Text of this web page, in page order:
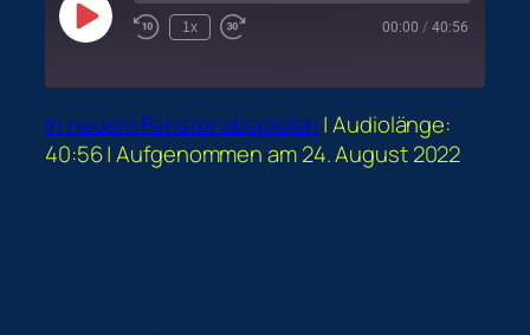
Play
Episode
1x 00:00 / 40:56
In neuem Fenster abspielen |Audiolänge:
40:56|Aufgenommen am 24. August 2022